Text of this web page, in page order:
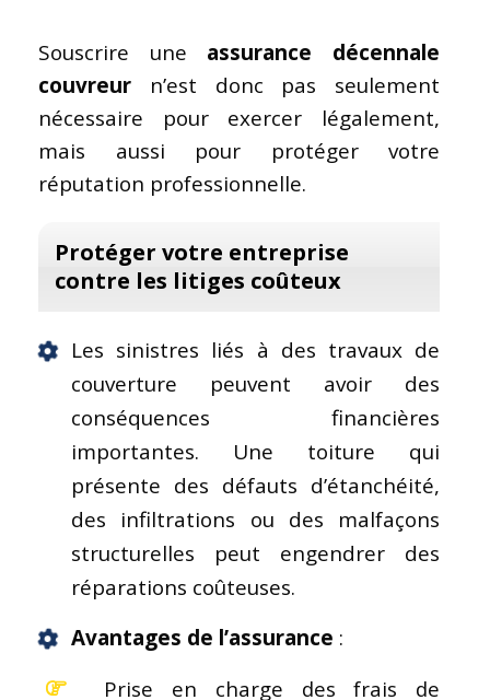
Souscrire une assurance décennale
couvreur n’est donc pas seulement
nécessaire pour exercer légalement,
mais aussi pour protéger votre
réputation professionnelle.
Protéger votre entreprise
contre les litiges coûteux
Les sinistres liés à des travaux de
couverture peuvent avoir des
conséquences financières
importantes. Une toiture qui
présente des défauts d’étanchéité,
des infiltrations ou des malfaçons
structurelles peut engendrer des
réparations coûteuses.
Avantages de l’assurance :
Prise en charge des frais de